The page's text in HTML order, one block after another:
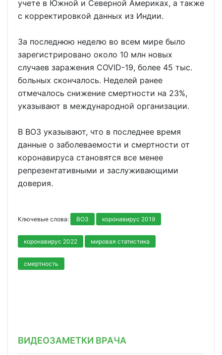
учете в Южной и Северной Америках, а также
с корректировкой данных из Индии.
За последнюю неделю во всем мире было
зарегистрировано около 10 млн новых
случаев заражения COVID-19, более 45 тыс.
больных скончалось. Неделей ранее
отмечалось снижение смертности на 23%,
указывают в международной организации.
В ВОЗ указывают, что в последнее время
данные о заболеваемости и смертности от
коронавируса становятся все менее
репрезентативными и заслуживающими
доверия.
Ключевые слова: ВОЗ коронавирус 2019
коронавирус 2022 мировая статистика
смертность
ВИДЕОЗАМЕТКИ ВРАЧА